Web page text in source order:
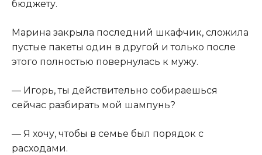
бюджету.
Марина закрыла последний шкафчик, сложила
пустые пакеты один в другой и только после
этого полностью повернулась к мужу.
— Игорь, ты действительно собираешься
сейчас разбирать мой шампунь?
— Я хочу, чтобы в семье был порядок с
расходами.